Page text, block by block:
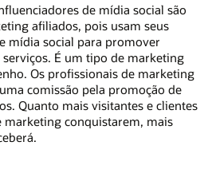
de mídia social são
afiliados, pois usam seus
mídia social para promover
É um tipo de marketing
Os profissionais de marketing
comissão pela promoção de
Quanto mais visitantes e clientes
marketing conquistarem, mais